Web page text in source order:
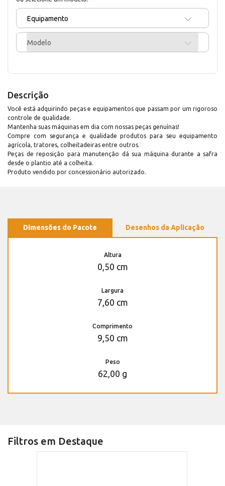
Equipamento
Modelo
Descrição
Você está adquirindo peças e equipamentos que passam por um rigoroso
controle de qualidade.
Mantenha suas máquinas em dia com nossas peças genuínas!
Compre com segurança e qualidade produtos para seu equipamento
agrícola, tratores, colheitadeiras entre outros.
Peças de reposição para manutenção dá sua máquina durante a safra
desde o plantio até a colheita.
Produto vendido por concessionário autorizado.
Dimensões do Pacote Desenhos da Aplicação
Altura
0,50 cm
Largura
7,60 cm
Comprimento
9,50 cm
Peso
62,00 g
Filtros em Destaque